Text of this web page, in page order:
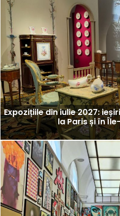
Expozițiile din iulie 2027:
la Paris și în